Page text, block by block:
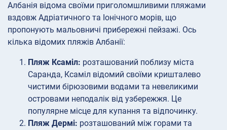
Албанія відома своїми приголомшливими пляжами
вздовж Адріатичного та Іонічного морів, що
пропонують мальовничі прибережні пейзажі. Ось
кілька відомих пляжів Албанії:
Пляж Ксаміл: розташований поблизу міста
Саранда, Ксаміл відомий своїми кришталево
чистими бірюзовими водами та невеликими
островами неподалік від узбережжя. Це
популярне місце для купання та відпочинку.
Пляж Дермі: розташований між горами та